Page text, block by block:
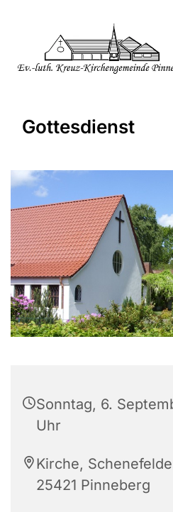
Gottesdienst
Sonntag, 6.
Uhr
Kirche,
25421 Pinneberg